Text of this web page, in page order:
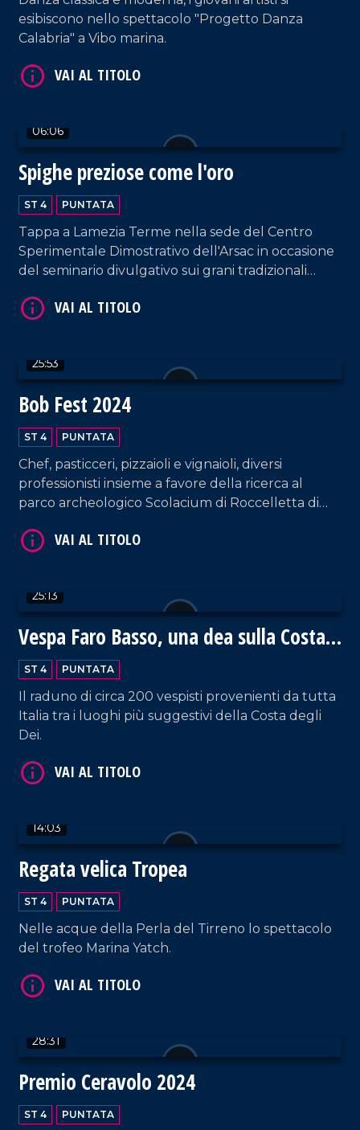
esibiscono nello spettacolo "Progetto Danza
Calabria" a Vibo marina.
06:06
Spighe preziose come l'oro
ST 4 PUNTATA
Tappa a Lamezia Terme nella sede del Centro
Sperimentale Dimostrativo dell'Arsac in occasione
del seminario divulgativo sui grani tradizionali
25:53
Bob Fest 2024
ST 4 PUNTATA
Chef, pasticceri, pizzaioli e vignaioli, diversi
professionisti insieme a favore della ricerca al
parco archeologico Scolacium di Roccelletta di
25:13
Vespa Faro Basso, una dea sulla Costa
degli Dei
ST 4 PUNTATA
Il raduno di circa 200 vespisti provenienti da tutta
Italia tra i luoghi più suggestivi della Costa degli
Dei.
14:03
Regata velica Tropea
ST 4 PUNTATA
Nelle acque della Perla del Tirreno lo spettacolo
del trofeo Marina Yatch.
28:31
Premio Ceravolo 2024
ST 4 PUNTATA
VAI AL TITOLO
VAI AL TITOLO
VAI AL TITOLO
VAI AL TITOLO
VAI AL TITOLO